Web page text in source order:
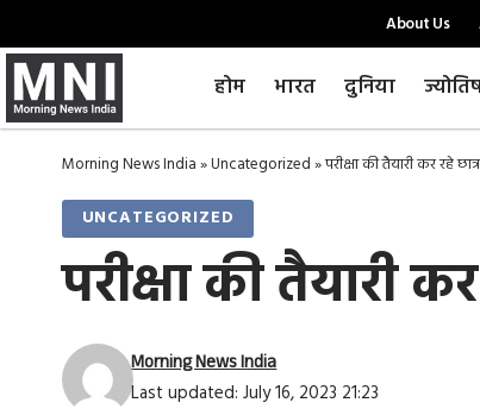
About Us
होम भारत दुनिया
Morning News India»Uncategorized»परीक्षा की तैयारी कर रहे
UNCATEGORIZED
परीक्षा की तैयारी
Last updated: July 16, 2023 21:23
Morning News India